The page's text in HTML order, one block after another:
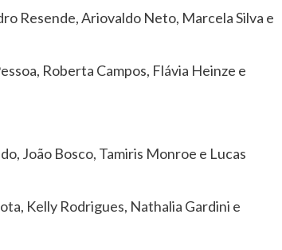
Resende, Ariovaldo Neto, Marcela Silva e
Roberta Campos, Flávia Heinze e
João Bosco, Tamiris Monroe e Lucas
Kelly Rodrigues, Nathalia Gardini e